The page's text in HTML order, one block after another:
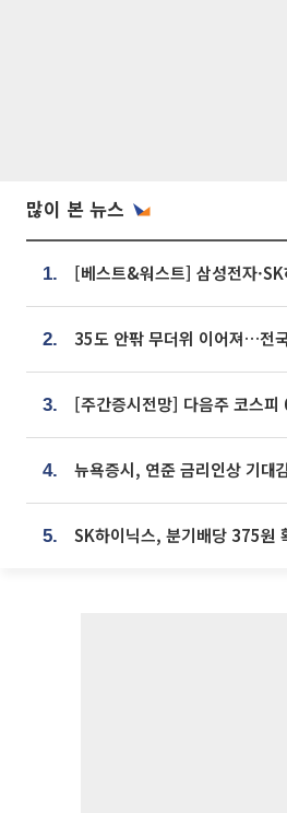
많이 본 뉴스
1.
2.
3.
4.
5.